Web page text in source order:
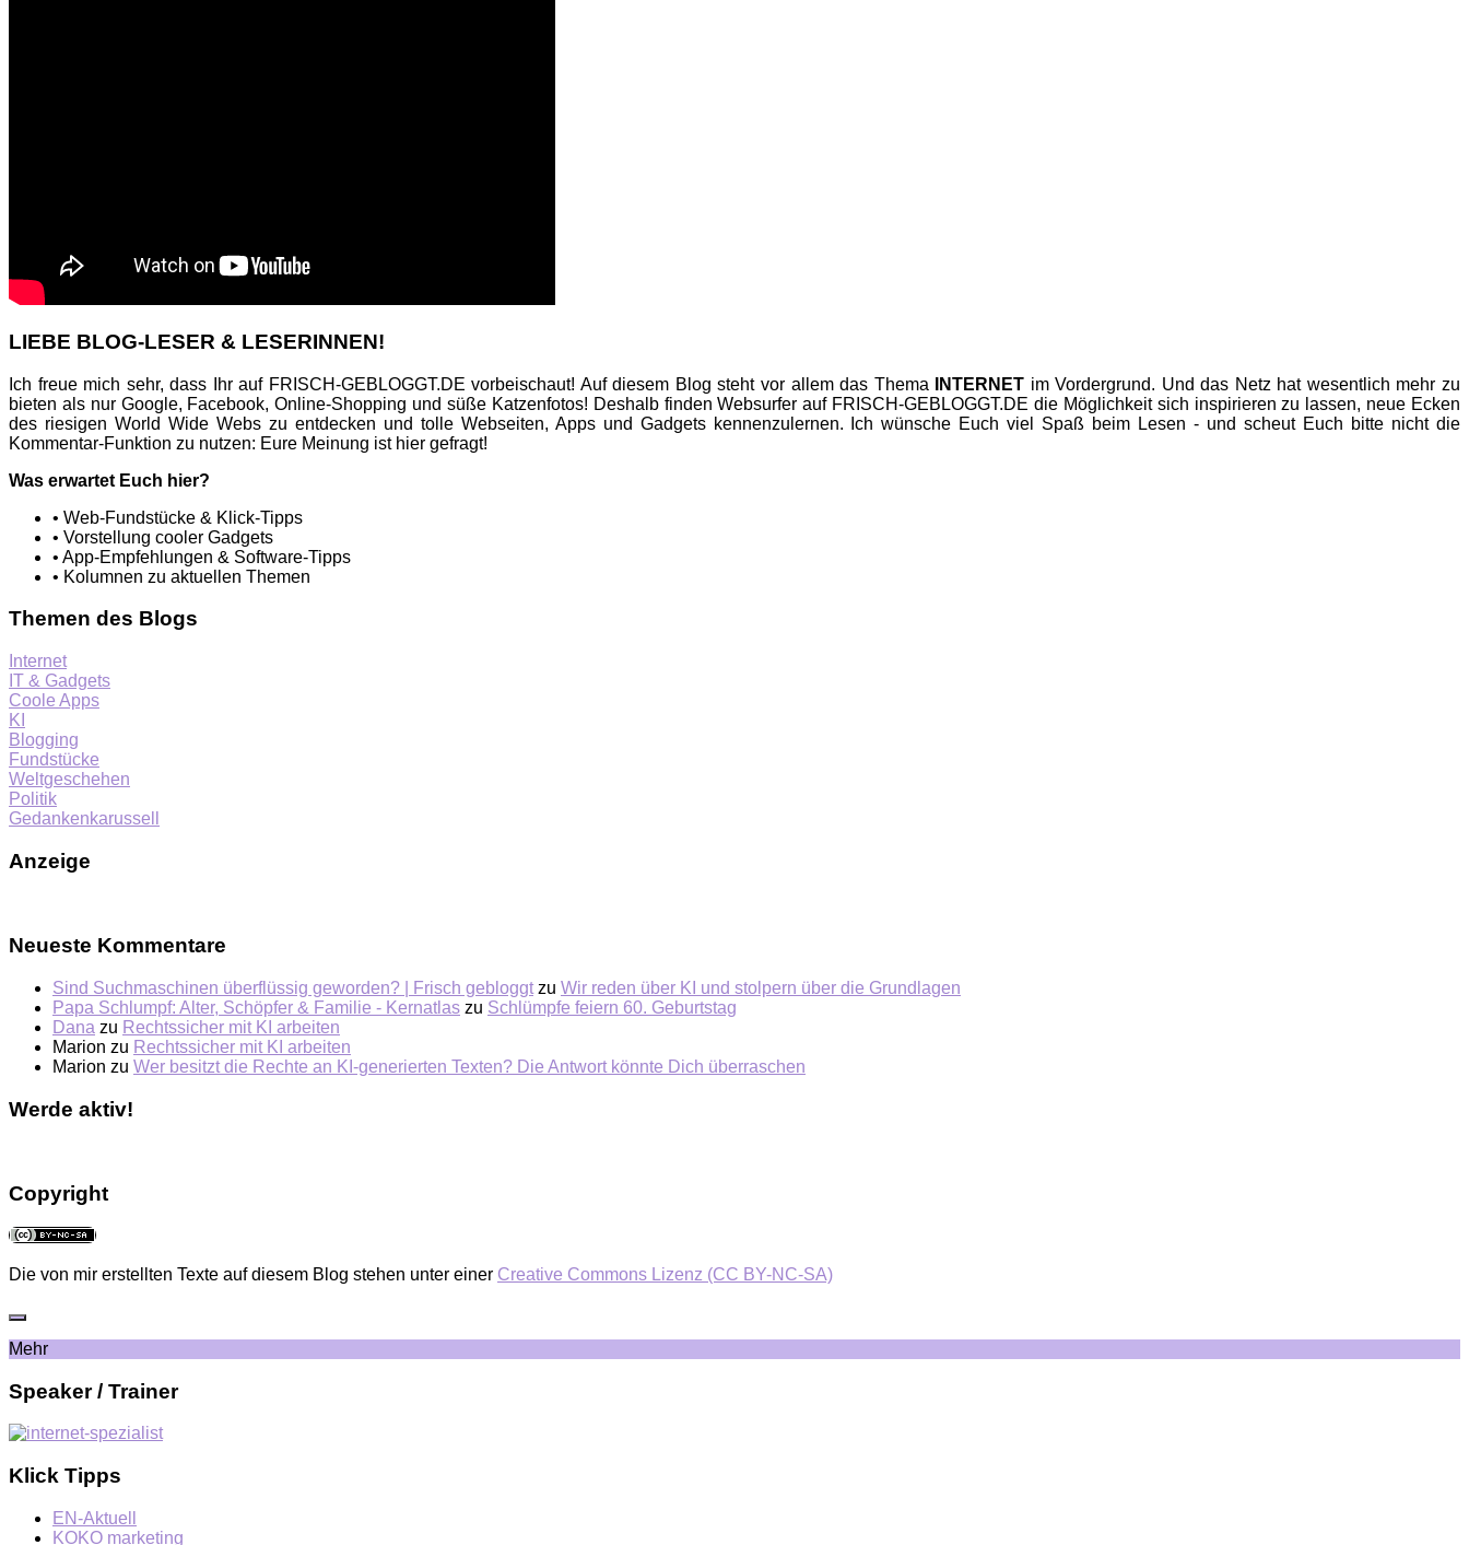
LIEBE BLOG-LESER & LESERINNEN!
Ich freue mich sehr, dass Ihr auf FRISCH-GEBLOGGT.DE vorbeischaut! Auf diesem Blog steht vor allem das Thema INTERNET im Vordergrund. Und das Netz hat wesentlich mehr zu
bieten als nur Google, Facebook, Online-Shopping und süße Katzenfotos! Deshalb finden Websurfer auf FRISCH-GEBLOGGT.DE die Möglichkeit sich inspirieren zu lassen, neue Ecken
des riesigen World Wide Webs zu entdecken und tolle Webseiten, Apps und Gadgets kennenzulernen. Ich wünsche Euch viel Spaß beim Lesen - und scheut Euch bitte nicht die
Kommentar-Funktion zu nutzen: Eure Meinung ist hier gefragt!
Was erwartet Euch hier?
• Web-Fundstücke & Klick-Tipps
• Vorstellung cooler Gadgets
• App-Empfehlungen & Software-Tipps
• Kolumnen zu aktuellen Themen
Themen des Blogs
Internet
IT & Gadgets
Coole Apps
KI
Blogging
Fundstücke
Weltgeschehen
Politik
Gedankenkarussell
Anzeige
Neueste Kommentare
Sind Suchmaschinen überflüssig geworden? | Frisch gebloggt zu Wir reden über KI und stolpern über die Grundlagen
Papa Schlumpf: Alter, Schöpfer & Familie - Kernatlas zu Schlümpfe feiern 60. Geburtstag
Dana zu Rechtssicher mit KI arbeiten
Marion zu Rechtssicher mit KI arbeiten
Marion zu Wer besitzt die Rechte an KI-generierten Texten? Die Antwort könnte Dich überraschen
Werde aktiv!
Copyright
Die von mir erstellten Texte auf diesem Blog stehen unter einer Creative Commons Lizenz (CC BY-NC-SA)
Mehr
Speaker / Trainer
Klick Tipps
EN-Aktuell
KOKO marketing